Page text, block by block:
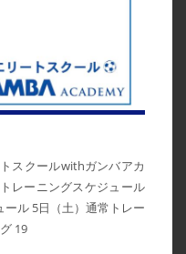
スクールwithガンバアカ
レーニングスケジュール
ル 5日（土）通常トレー
19